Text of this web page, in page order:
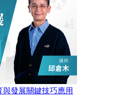
與發展關鍵技巧應用